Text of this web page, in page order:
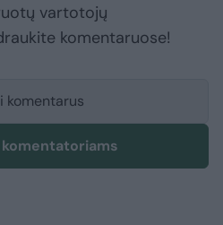
vartotojų
komentaruose!
komentarus